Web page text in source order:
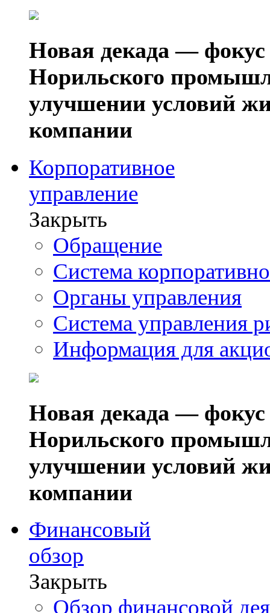
Новая декада — фокус
Норильского
улучшении условий
компании
Корпоративное
управление
Закрыть
Обращение
Система
Органы управления
Система управления
Информация для
Новая декада — фокус
Норильского
улучшении условий
компании
Финансовый
обзор
Закрыть
Обзор финансовой